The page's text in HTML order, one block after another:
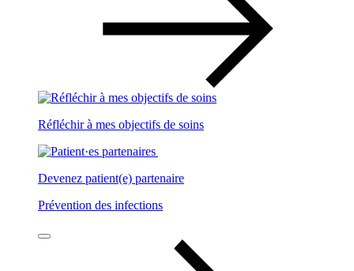
Réfléchir à mes objectifs de soins
Devenez patient(e) partenaire
Prévention des infections